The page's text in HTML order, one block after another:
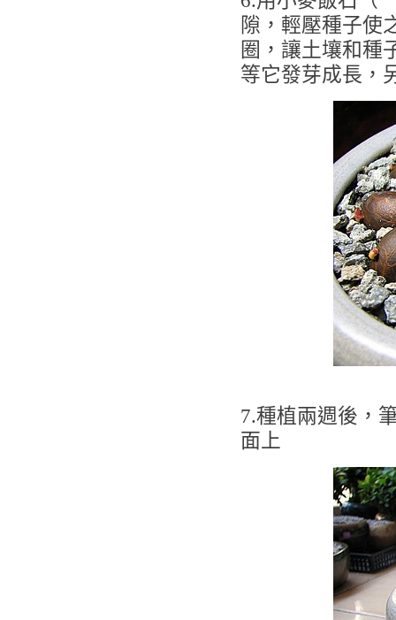
隙，輕壓種子使
圈，讓土壤和種
等它發芽成長，
7.種植兩週後，
面上